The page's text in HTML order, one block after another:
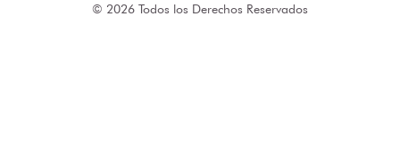
© 2026 Todos los Derechos Reservados